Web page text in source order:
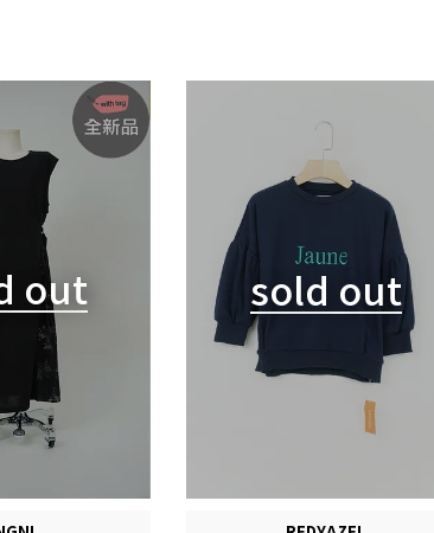
out sold out